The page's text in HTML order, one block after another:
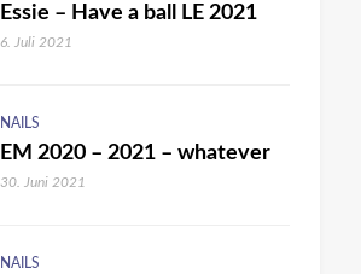
Essie – Have a ball LE 2021
6. Juli 2021
NAILS
EM 2020 – 2021 – whatever
30. Juni 2021
NAILS